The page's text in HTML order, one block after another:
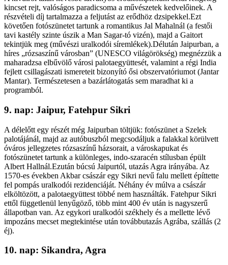
kincset rejt, valóságos paradicsoma a művészetek kedvelőinek. A
részvételi díj tartalmazza a feljutást az erődhöz dzsipekkel.Ezt
követően fotószünetet tartunk a romantikus Jal Mahalnál (a festői
tavi kastély szinte úszik a Man Sagar-tó vizén), majd a Gaitort
tekintjük meg (művészi uralkodói síremlékek).Délután Jaipurban, a
híres „rózsaszínű városban” (UNESCO világörökség) megnézzük a
maharadzsa elbűvölő városi palotaegyüttesét, valamint a régi India
fejlett csillagászati ismereteit bizonyító ősi obszervatóriumot (Jantar
Mantar). Természetesen a bazárlátogatás sem maradhat ki a
programból.
9. nap: Jaipur, Fatehpur Sikri
A délelőtt egy részét még Jaipurban töltjük: fotószünet a Szelek
palotájánál, majd az autóbuszból megcsodáljuk a falakkal körülvett
óváros jellegzetes rózsaszínű házsorait, a városkapukat és
fotószünetet tartunk a különleges, indo-szaracén stílusban épült
Albert Hallnál.Ezután búcsú Jaipurtól, utazás Agra irányába. Az
1570-es években Akbar császár egy Sikri nevű falu mellett építtette
fel pompás uralkodói rezidenciáját. Néhány év múlva a császár
elköltözött, a palotaegyüttest többé nem használták. Fatehpur Sikri
ettől függetlenül lenyűgöző, több mint 400 év után is nagyszerű
állapotban van. Az egykori uralkodói székhely és a mellette lévő
impozáns mecset megtekintése után továbbutazás Agrába, szállás (2
éj).
10. nap: Sikandra, Agra